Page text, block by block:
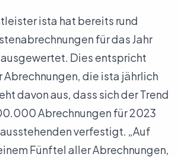
ista hat bereits rund
für das Jahr
Dies entspricht
Abrechnungen, die ista jährlich
davon aus, dass sich der Trend
Abrechnungen für 2023
verfestigt. „Auf
Fünftel aller Abrechnungen,